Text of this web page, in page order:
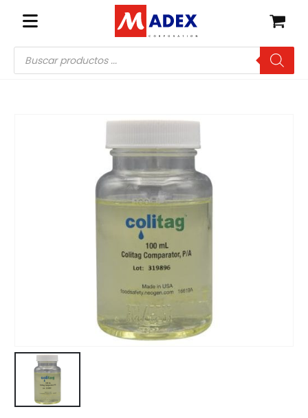
Búsqueda
de
productos